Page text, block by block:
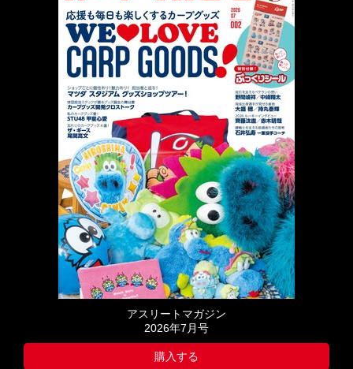
アスリートマガジン
2026年7月号
購入する